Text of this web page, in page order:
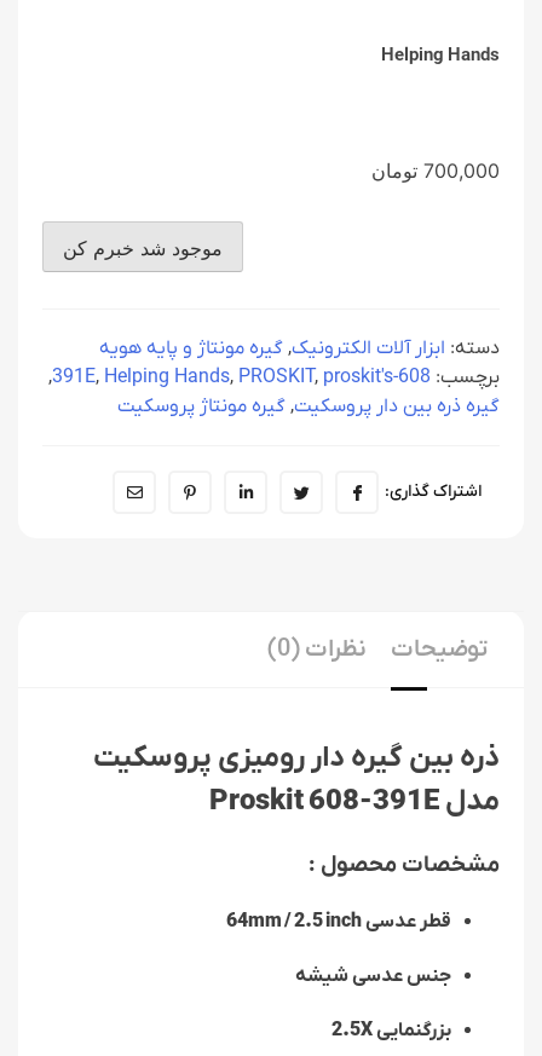
Helping Hands
700,000 تومان
دسته: ابزار آلات الکترونیک, گیره مونتاژ و پایه هویه
برچسب: 608-391E
, Helping Hands, PROSKIT, proskit's
,
گیره ذره بین دار پروسکیت, گیره مونتاژ پروسکیت
اشتراک گذاری:
توضیحات نظرات (0)
ذره بین گیره دار رومیزی پروسکیت
مدلProskit 608-391E
مشخصات محصول :
قطر عدسی64mm / 2.5 inch
جنس عدسی شیشه
بزرگنمایی2.5X